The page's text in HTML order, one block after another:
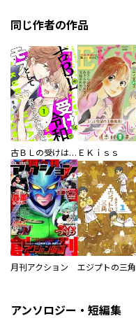
同じ作者の作品
古ＢＬの受けは令和でモブとして暮らしたいのに ＥＫｉｓｓ
月刊アクション エジプトの三角
アンソロジー・短編集